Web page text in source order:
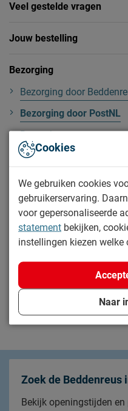
Veel gestelde vragen
Jouw bestelling
Bezorging
Bezorging door
Bezorging door PostNL
Bezorgkosten
Bezorggebied
Bestellen
Winkels
Betalen
Service en garantie
Zoek de Beddenreus
Bekijk openingstijden en
Cookies
We gebruiken cookies
gebruikerservaring.
voor gepersonaliseerde
statement bekijken,
instellingen kiezen welke
Naar